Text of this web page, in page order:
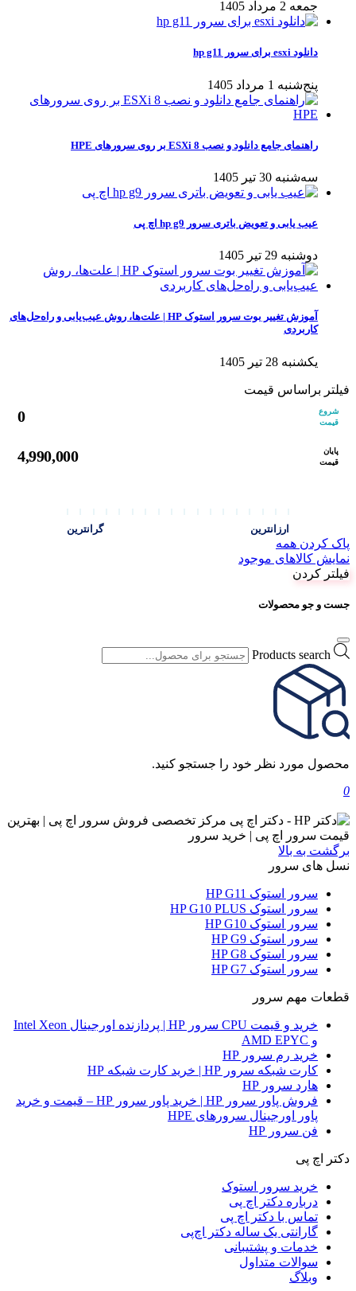
جمعه 2 مرداد 1405
دانلود esxi برای سرور hp g11
پنج‌شنبه 1 مرداد 1405
راهنمای جامع دانلود و نصب ESXi 8 بر روی سرورهای HPE
سه‌شنبه 30 تیر 1405
عیب یابی و تعویض باتری سرور hp g9 اچ پی
دوشنبه 29 تیر 1405
آموزش تغییر بوت سرور استوک HP | علت‌ها، روش عیب‌یابی و راه‌حل‌های
کاربردی
یکشنبه 28 تیر 1405
فیلتر براساس قیمت
شروع
قیمت
0
پایان
قیمت
4,990,000
ارزانترین گرانترین
پاک کردن همه
نمایش کالاهای موجود
فیلتر کردن
جست و جو محصولات
Products search
محصول مورد نظر خود را جستجو کنید.
0
برگشت به بالا
نسل های سرور
سرور استوک HP G11
سرور استوک HP G10 PLUS
سرور استوک HP G10
سرور استوک HP G9
سرور استوک HP G8
سرور استوک HP G7
قطعات مهم سرور
خرید و قیمت CPU سرور HP | پردازنده اورجینال Intel Xeon
و AMD EPYC
خرید رم سرور HP
کارت شبکه سرور HP | خرید کارت شبکه HP
هارد سرور HP
فروش پاور سرور HP | خرید پاور سرور HP – قیمت و خرید
پاور اورجینال سرورهای HPE
فن سرور HP
دکتر اچ پی
خرید سرور استوک
درباره دکتر اچ پی
تماس با دکتر اچ پی
گارانتی یک ساله دکتر اچ‌پی
خدمات و پشتیبانی
سوالات متداول
وبلاگ